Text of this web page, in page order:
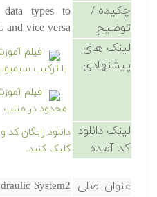
چکیده /
توضیح
types to
vice versa.
لینک های
پیشنهادی
فیلم
با ترکیب
فیلم
محدود در متلب
لینک دانلود
کد آماده
کلیک کنید.
عنوان اصلی System2